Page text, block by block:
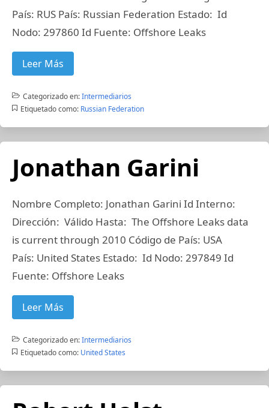
País: RUS País: Russian Federation Estado: Id
Nodo: 297860 Id Fuente: Offshore Leaks
Leer Más
Categorizado en:Intermediarios
Etiquetado como: Russian Federation
Jonathan Garini
Nombre Completo: Jonathan Garini Id Interno:
Dirección: Válido Hasta: The Offshore Leaks data
is current through 2010 Código de País: USA
País: United States Estado: Id Nodo: 297849 Id
Fuente: Offshore Leaks
Leer Más
Categorizado en:Intermediarios
Etiquetado como: United States